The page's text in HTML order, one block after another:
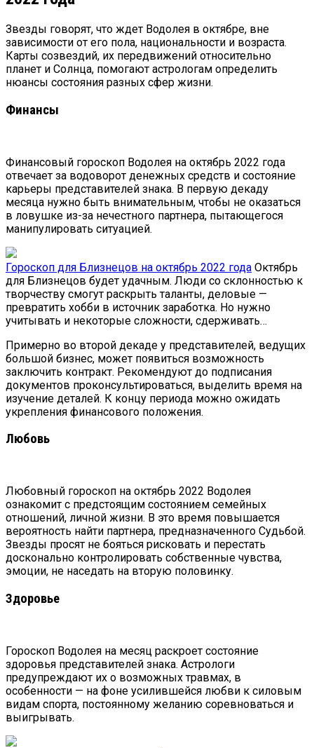
Звезды говорят, что ждет Водолея в октябре, вне
зависимости от его пола, национальности и возраста.
Карты созвездий, их передвижений относительно
планет и Солнца, помогают астрологам определить
нюансы состояния разных сфер жизни.
Финансы
Финансовый гороскоп Водолея на октябрь 2022 года
отвечает за водоворот денежных средств и состояние
карьеры представителей знака. В первую декаду
месяца нужно быть внимательным, чтобы не оказаться
в ловушке из-за нечестного партнера, пытающегося
манипулировать ситуацией.
Гороскоп для Близнецов на октябрь 2022 года Октябрь
для Близнецов будет удачным. Люди со склонностью к
творчеству смогут раскрыть таланты, деловые —
превратить хобби в источник заработка. Но нужно
учитывать и некоторые сложности, сдерживать…
Примерно во второй декаде у представителей, ведущих
большой бизнес, может появиться возможность
заключить контракт. Рекомендуют до подписания
документов проконсультироваться, выделить время на
изучение деталей. К концу периода можно ожидать
укрепления финансового положения.
Любовь
Любовный гороскоп на октябрь 2022 Водолея
ознакомит с предстоящим состоянием семейных
отношений, личной жизни. В это время повышается
вероятность найти партнера, предназначенного Судьбой.
Звезды просят не бояться рисковать и перестать
досконально контролировать собственные чувства,
эмоции, не наседать на вторую половинку.
Здоровье
Гороскоп Водолея на месяц раскроет состояние
здоровья представителей знака. Астрологи
предупреждают их о возможных травмах, в
особенности — на фоне усилившейся любви к силовым
видам спорта, постоянному желанию соревноваться и
выигрывать.